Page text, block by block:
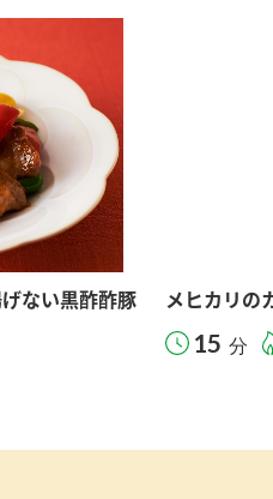
ない黒酢酢豚 メヒカリの
15 分